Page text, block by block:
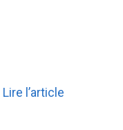
Lire l’article